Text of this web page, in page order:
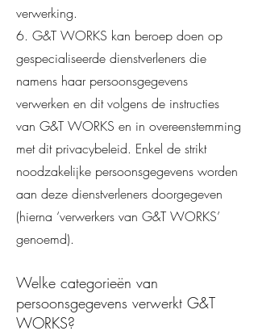
verwerking.
6. G&T WORKS kan beroep doen op
gespecialiseerde dienstverleners die
namens haar persoonsgegevens
verwerken en dit volgens de instructies
van G&T WORKS en in overeenstemming
met dit privacybeleid. Enkel de strikt
noodzakelijke persoonsgegevens worden
aan deze dienstverleners doorgegeven
(hierna ‘verwerkers van G&T WORKS’
genoemd).
Welke categorieën van
persoonsgegevens verwerkt G&T
WORKS?